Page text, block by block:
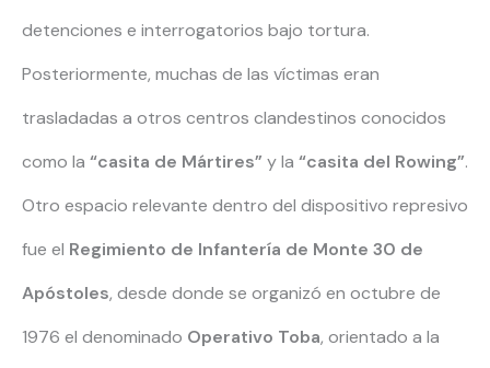
detenciones e interrogatorios bajo tortura.
Posteriormente, muchas de las víctimas eran
trasladadas a otros centros clandestinos conocidos
como la “casita de Mártires” y la “casita del Rowing”.
Otro espacio relevante dentro del dispositivo represivo
fue el Regimiento de Infantería de Monte 30 de
Apóstoles, desde donde se organizó en octubre de
1976 el denominado Operativo Toba, orientado a la